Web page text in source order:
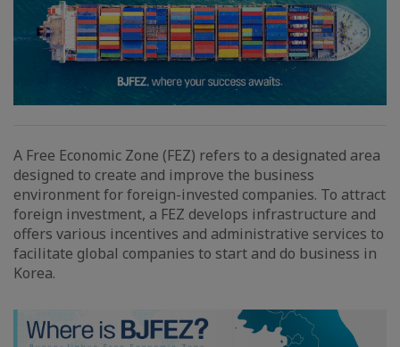
A Free Economic Zone (FEZ) refers to a designated area
designed to create and improve the business
environment for foreign-invested companies. To attract
foreign investment, a FEZ develops infrastructure and
offers various incentives and administrative services to
facilitate global companies to start and do business in
Korea.